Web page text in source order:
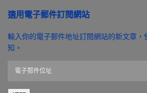
適用電子郵件訂閱網站
輸入你的電子郵件地址訂閱網站的新文章，
知。
郵